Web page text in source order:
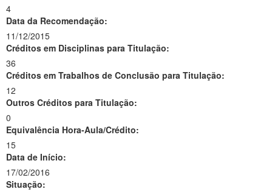
4
Data da Recomendação:
11/12/2015
Créditos em Disciplinas para Titulação:
36
Créditos em Trabalhos de Conclusão para Titulação:
12
Outros Créditos para Titulação:
0
Equivalência Hora-Aula/Crédito:
15
Data de Início:
17/02/2016
Situação: